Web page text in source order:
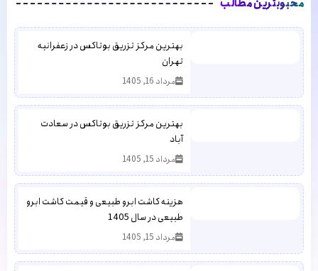
بهترین مرکز تزریق بوتاکس در زعفرانیه
تهران
مرداد 16, 1405
بهترین مرکز تزریق بوتاکس در سعادت
آباد
مرداد 15, 1405
هزینه کاشت ابرو طبیعی و قیمت کاشت ابرو
طبیعی در سال 1405
مرداد 15, 1405